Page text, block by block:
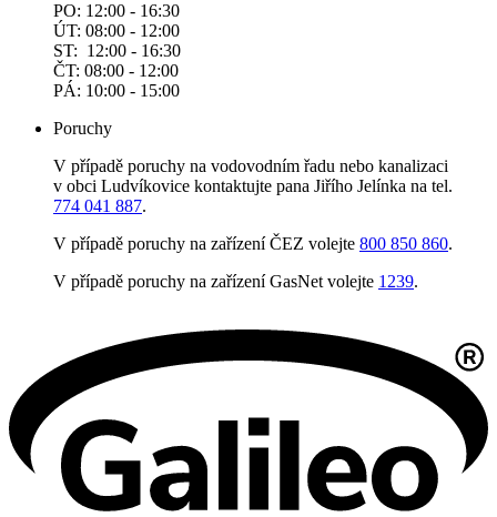
PO: 12:00 - 16:30
ÚT: 08:00 - 12:00
ST: 12:00 - 16:30
ČT: 08:00 - 12:00
PÁ: 10:00 - 15:00
Poruchy
V případě poruchy na vodovodním řadu nebo kanalizaci
v obci Ludvíkovice kontaktujte pana Jiřího Jelínka na tel.
774 041 887.
V případě poruchy na zařízení ČEZ volejte 800 850 860.
V případě poruchy na zařízení GasNet volejte 1239.